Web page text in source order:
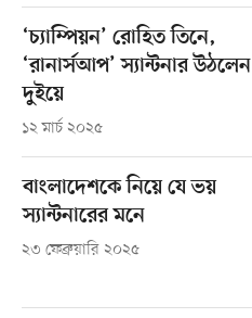
‘চ্যাম্পিয়ন’ রোহিত তিনে,
‘রানার্সআপ’ স্যান্টনার উঠলেন
দুইয়ে
১২ মার্চ ২০২৫
বাংলাদেশকে নিয়ে যে ভয়
স্যান্টনারের মনে
২৩ ফেব্রুয়ারি ২০২৫